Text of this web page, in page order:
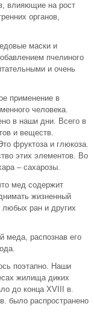
влияющие на рост
органов,
маски и
пчелиного
и очень
применение в
человека.
в наши дни. Всего в
и веществ.
фруктоза и глюкоза.
этих элементов. Во
– сахарозы.
мед содержит
жизненный
любых ран и других
меда, распознав его
поэтапно. Наши
жилища диких
до конца XVIII в.
было распространено